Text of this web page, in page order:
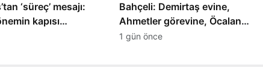
‘süreç’ mesajı:
kapısı
Bahçeli: Demirtaş evine,
Ahmetler görevine, Öcalan
umut hakkına kavuşmalıdır
1 gün önce